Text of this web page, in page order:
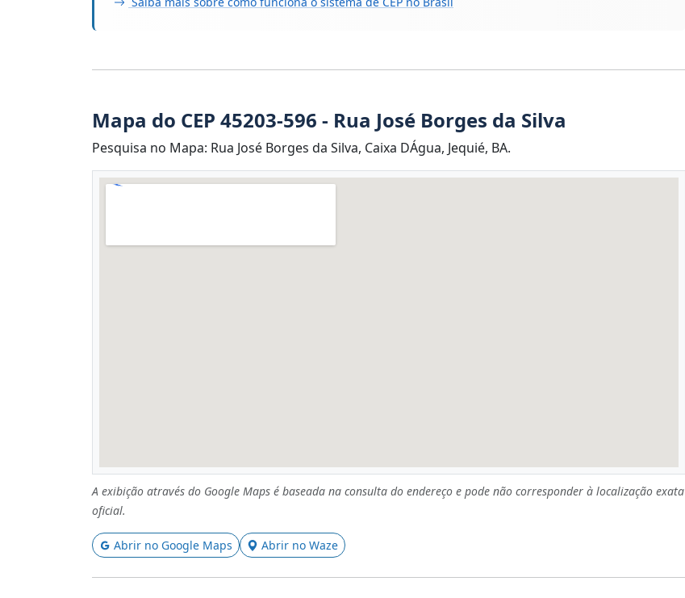
Mapa do CEP 45203-596 - Rua José Borges da Silva
Pesquisa no Mapa: Rua José Borges da Silva, Caixa DÁgua, Jequié, BA.
A exibição através do Google Maps é baseada na consulta do endereço e pode não corresponder à localização exata
oficial.
Abrir no Google Maps Abrir no Waze